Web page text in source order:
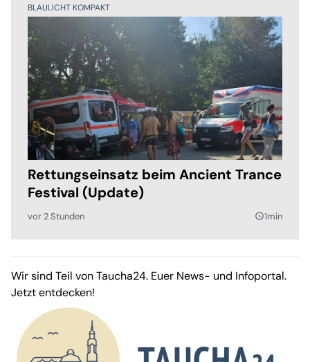
BLAULICHT KOMPAKT
Rettungseinsatz beim Ancient Trance
Festival (Update)
vor 2 Stunden query_builder1min
Wir sind Teil von Taucha24. Euer News- und Infoportal.
Jetzt entdecken!